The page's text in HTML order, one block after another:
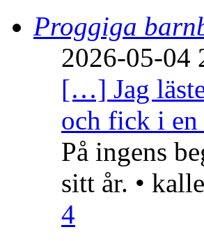
Proggiga
2026-05-04
[…] Jag
och fick i en
På ingens
sitt år. •
4